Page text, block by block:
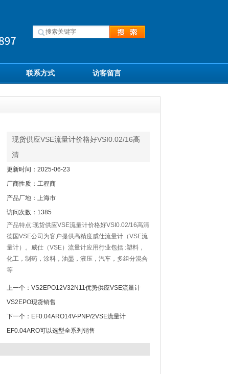
联系方式 访客留言
现货供应VSE流量计价格好VSI0.02/16高
清
更新时间：2025-06-23
厂商性质：工程商
产品厂地：上海市
访问次数：1385
产品特点:现货供应VSE流量计价格好VSI0.02/16高清
德国VSE公司为客户提供高精度威仕流量计（VSE流
量计）。威仕（VSE）流量计应用行业包括 :塑料，
化工，制药，涂料，油墨，液压，汽车，多组分混合
等
上一个： VS2EPO12V32N11优势供应VSE流量计
VS2EPO现货销售
下一个： EF0.04ARO14V-PNP/2VSE流量计
EF0.04ARO可以选型全系列销售